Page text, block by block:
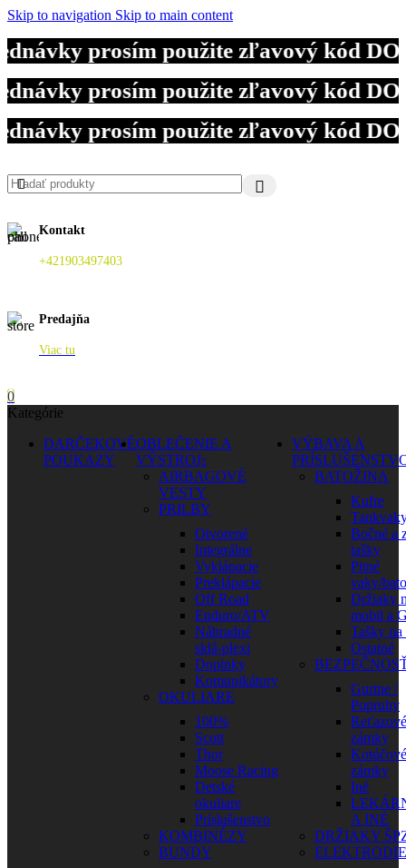
Skip to navigation Skip to main content
prosím použite zľavový kód
prosím použite zľavový kód
prosím použite zľavový kód
Kontakt
+421903497403
Predajňa
Viac tu
0
Kategórie
DARČEKOVÉ
POUKAZY
OBLEČENIE A
VÝSTROJ
AIRBAGOVÉ
VESTY
PRILBY
Otvorené
Integrálne
Vyklápacie
Preklápacie
Off Road
Enduro/ATV
Náhradné
sklá-plexi
Doplnky
Komunikátory
OKULIARE
100%
Scott
Thor
Moose Racing
Detské
okuliare
Príslušenstvo
KOMBINÉZY
BUNDY
VÝBAVA A
BATOŽINA
Kufre
Bočné a
tašky
Pitné
vaky/
Držiaky
mobil a
Tašky na
Ostatné
Gurtne /
Popruhy
Reťazové
zámky
Kotúčové
zámky
Iné
A INÉ
DRŽIAKY